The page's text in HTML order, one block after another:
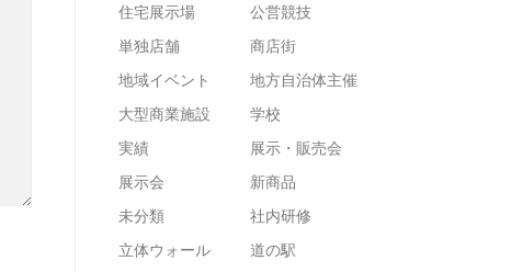
住宅展示場
公営競技
単独店舗
商店街
地域イベント
地方自治体主催
大型商業施設
学校
実績
展示・販売会
展示会
新商品
未分類
社内研修
立体ウォール
道の駅